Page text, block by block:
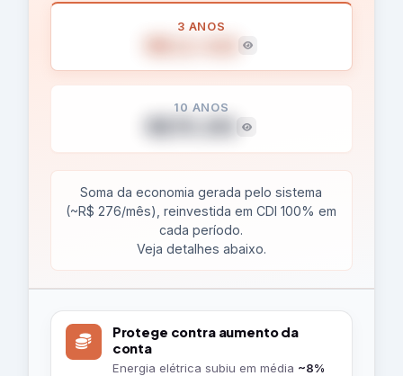
3 ANOS
10 ANOS
Soma da economia gerada pelo sistema
(~R$ 276/mês), reinvestida em CDI 100% em
cada período.
Veja detalhes abaixo.
O
que
Protege contra aumento da
conta
Energia elétrica subiu em média ~8%